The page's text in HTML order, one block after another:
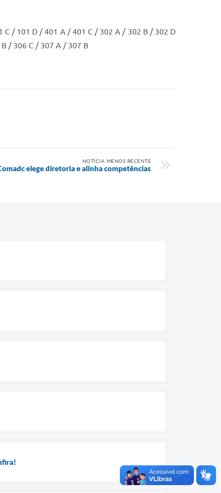
/ 101 D / 401 A / 401 C / 302 A / 302 B / 302 D
/ 306 C / 307 A / 307 B
NOTÍCIA MENOS RECENTE
elege diretoria e alinha competências